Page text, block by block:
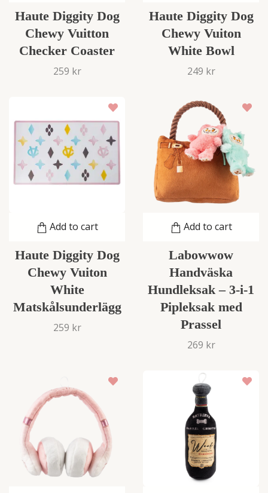
Haute Diggity Dog
Chewy Vuitton
Checker Coaster
259 kr
Haute Diggity Dog
Chewy Vuiton
White Bowl
249 kr
Add to cart
Haute Diggity Dog
Chewy Vuiton
White
Matskålsunderlägg
259 kr
Add to cart
Labowwow
Handväska
Hundleksak – 3-i-1
Pipleksak med
Prassel
269 kr